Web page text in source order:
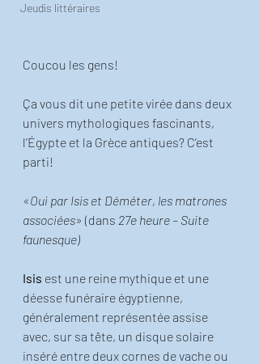
Jeudis littéraires
Coucou les gens!
Ça vous dit une petite virée dans deux
univers mythologiques fascinants,
l’Égypte et la Grèce antiques? C’est
parti!
«Oui par Isis et Déméter, les matrones
associées» (dans 27e heure – Suite
faunesque)
Isis est une reine mythique et une
déesse funéraire égyptienne,
généralement représentée assise
avec, sur sa tête, un disque solaire
inséré entre deux cornes de vache ou